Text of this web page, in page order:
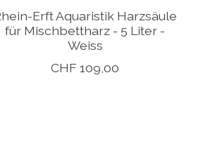
Erft Aquaristik Harzsäule
für Mischbettharz - 5 Liter -
Weiss
CHF 109,00